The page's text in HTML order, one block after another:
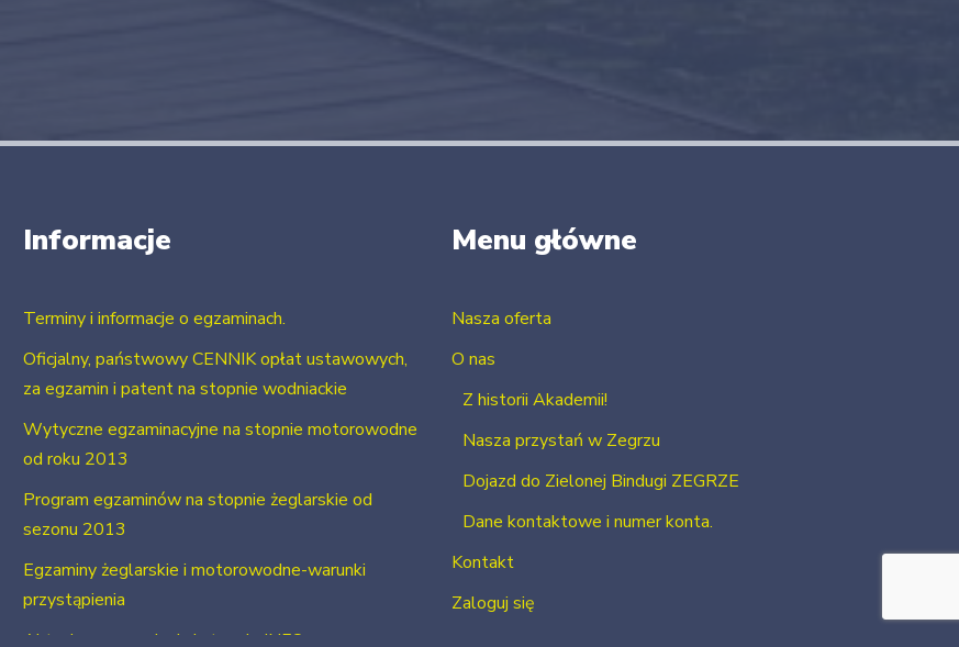
Informacje
Terminy i informacje o egzaminach.
Oficjalny, państwowy CENNIK opłat ustawowych,
za egzamin i patent na stopnie wodniackie
Wytyczne egzaminacyjne na stopnie motorowodne
od roku 2013
Program egzaminów na stopnie żeglarskie od
sezonu 2013
Egzaminy żeglarskie i motorowodne-warunki
przystąpienia
Aktualne uprawnienia i stopnie INFO
Menu główne
Nasza oferta
O nas
Z historii Akademii!
Nasza przystań w Zegrzu
Dojazd do Zielonej Bindugi ZEGRZE
Dane kontaktowe i numer konta.
Kontakt
Zaloguj się